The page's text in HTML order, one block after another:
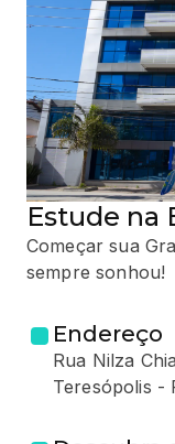
Estude na
Começar sua
sempre sonhou!
Endereço
Rua Nilza
Teresópolis -